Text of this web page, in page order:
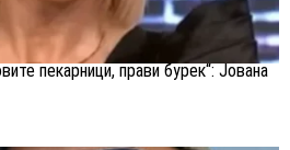
пекарници, прави бурек“: Јована